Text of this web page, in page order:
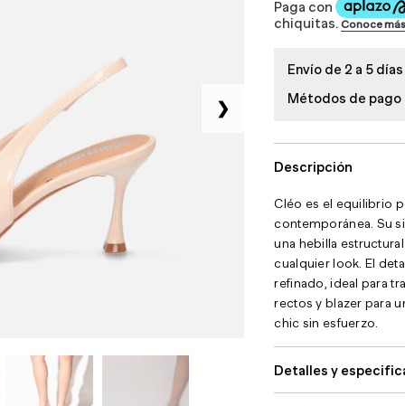
❯
Envío de 2 a 5
Métodos de pago
Descripción
Cléo es el equilibrio
contemporánea. Su
una hebilla
cualquier look. El
refinado, ideal para
rectos y blazer para
chic sin esfuerzo.
Detalles y